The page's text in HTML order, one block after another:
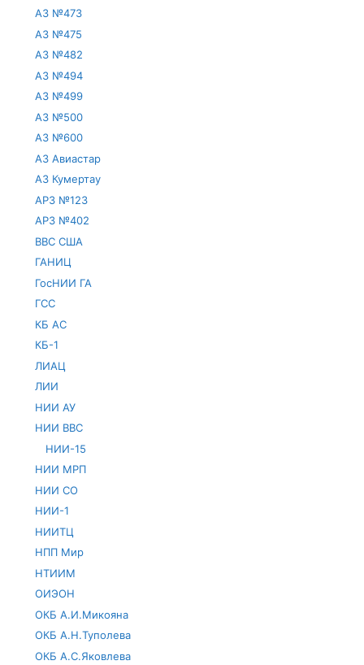
АЗ №473
АЗ №475
АЗ №482
АЗ №494
АЗ №499
АЗ №500
АЗ №600
АЗ Авиастар
АЗ Кумертау
АРЗ №123
АРЗ №402
ВВС США
ГАНИЦ
ГосНИИ ГА
ГСС
КБ АС
КБ-1
ЛИАЦ
ЛИИ
НИИ АУ
НИИ ВВС
НИИ-15
НИИ МРП
НИИ СО
НИИ-1
НИИТЦ
НПП Мир
НТИИМ
ОИЭОН
ОКБ А.И.Микояна
ОКБ А.Н.Туполева
ОКБ А.С.Яковлева